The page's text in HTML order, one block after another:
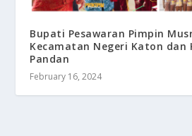
Bupati Pesawaran Pimpin
Kecamatan Negeri Katon dan
Pandan
February 16, 2024